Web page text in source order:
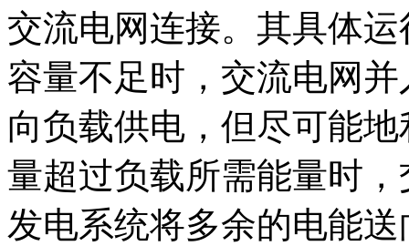
交流电网连接。其具体
容量不足时，交流电网
向负载供电，但尽可能
量超过负载所需能量时
发电系统将多余的电能